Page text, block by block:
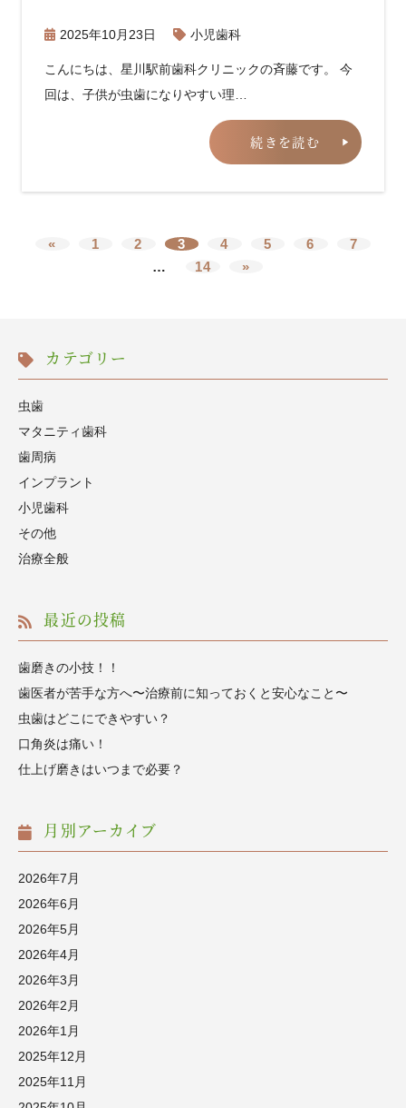
2025年10月23日 小児歯科
こんにちは、星川駅前歯科クリニックの斉藤です。 今
回は、子供が虫歯になりやすい理…
続きを読む
« 1 2 3 4 5 6
7
…
14 »
カテゴリー
虫歯
マタニティ歯科
歯周病
インプラント
小児歯科
その他
治療全般
最近の投稿
歯磨きの小技！！
歯医者が苦手な方へ〜治療前に知っておくと安心なこと〜
虫歯はどこにできやすい？
口角炎は痛い！
仕上げ磨きはいつまで必要？
月別アーカイブ
2026年7月
2026年6月
2026年5月
2026年4月
2026年3月
2026年2月
2026年1月
2025年12月
2025年11月